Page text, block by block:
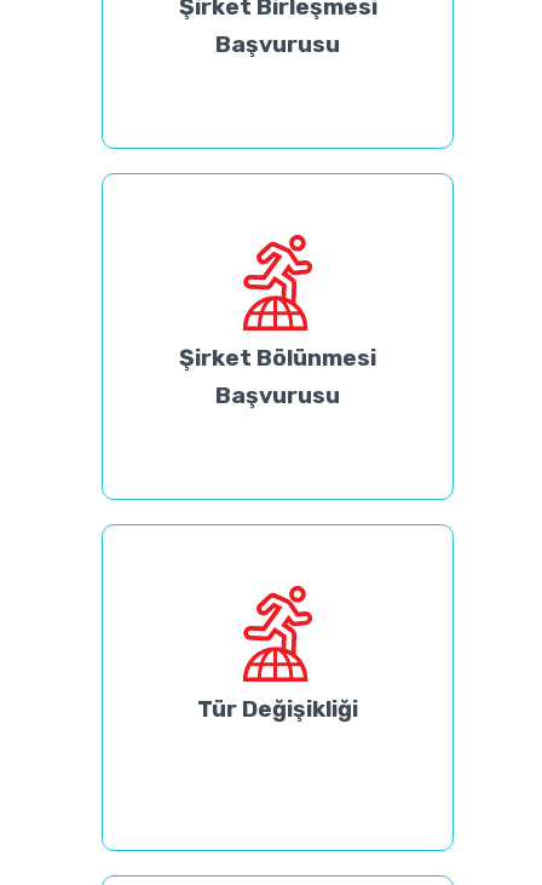
Şirket Birleşmesi
Başvurusu
Şirket Bölünmesi
Başvurusu
Tür Değişikliği